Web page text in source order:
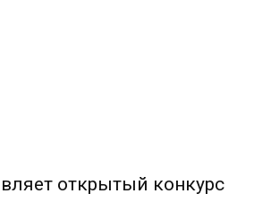
открытый конкурс